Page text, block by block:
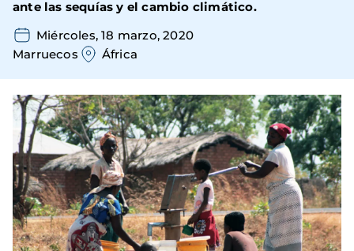
ante las sequías y el cambio climático.
Miércoles, 18 marzo, 2020
Marruecos
África